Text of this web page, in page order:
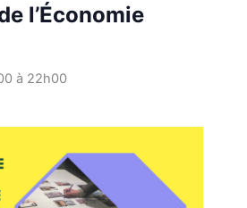
l’Économie
à 22h00